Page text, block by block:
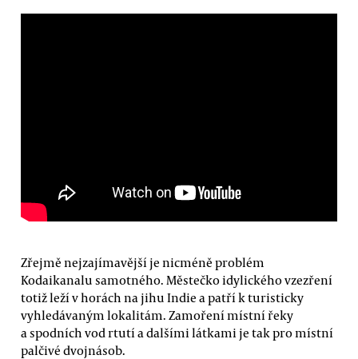
Zřejmě nejzajímavější je nicméně problém
Kodaikanalu samotného. Městečko idylického vzezření
totiž leží v horách na jihu Indie a patří k turisticky
vyhledávaným lokalitám. Zamoření místní řeky
a spodních vod rtutí a dalšími látkami je tak pro místní
palčivé dvojnásob.